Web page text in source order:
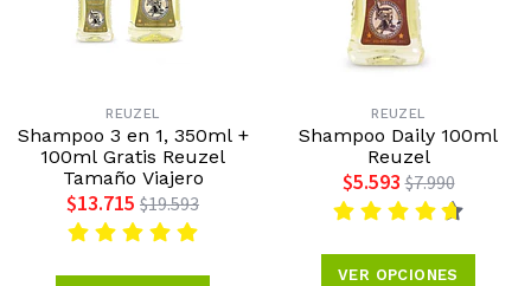
REUZEL
Shampoo 3 en 1, 350ml +
100ml Gratis Reuzel
Tamaño Viajero
$13.715 $19.593
REUZEL
Shampoo Daily 100ml
Reuzel
$5.593 $7.990
VER OPCIONES